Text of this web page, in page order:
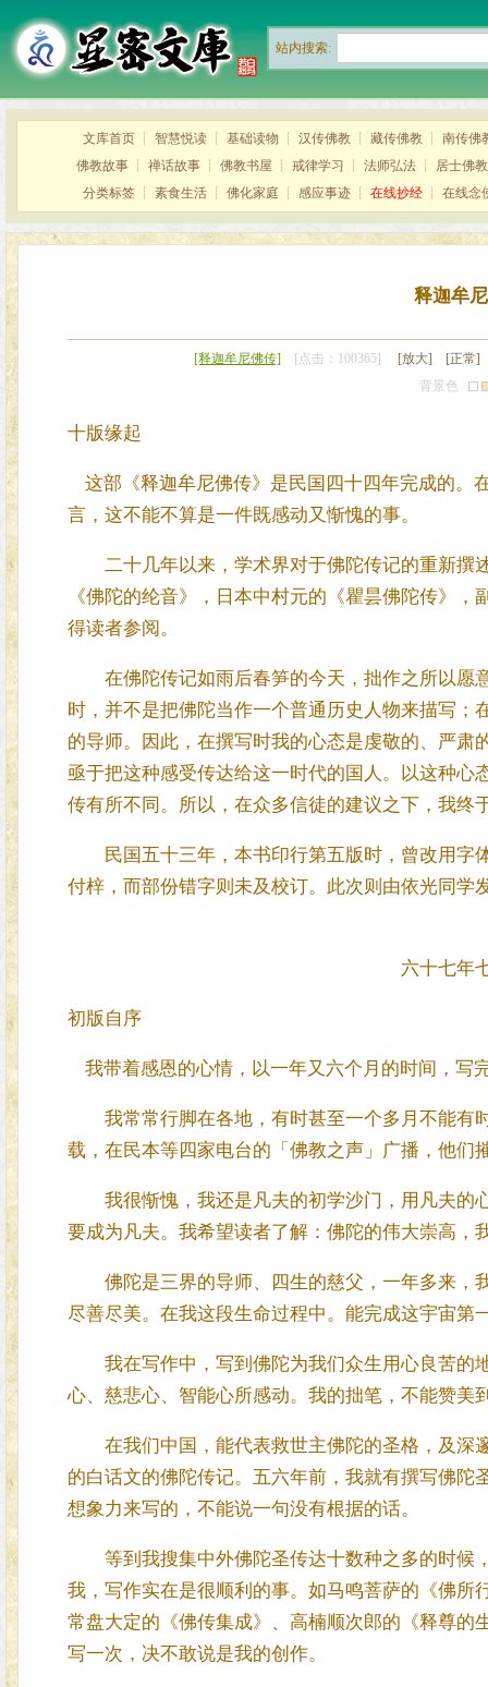
站内搜索:
文库首页 ┊ 智慧悦读 ┊ 基础读物 ┊ 汉传佛教 ┊ 藏传佛教 ┊ 南传佛
佛教故事 ┊ 禅话故事 ┊ 佛教书屋 ┊ 戒律学习 ┊ 法师弘法 ┊ 居士佛教
分类标签 ┊ 素食生活 ┊ 佛化家庭 ┊ 感应事迹 ┊ 在线抄经 ┊ 在线念
释迦牟
[释迦牟尼佛传] [点击：100365] [放大]
[正常]
背景色
十版缘起
这部《释迦牟尼佛传》是民国四十四年完成的。
言，这不能不算是一件既感动又惭愧的事。
二十几年以来，学术界对于佛陀传记的重新撰
《佛陀的纶音》，日本中村元的《瞿昙佛陀传》
得读者参阅。
在佛陀传记如雨后春笋的今天，拙作之所以愿
时，并不是把佛陀当作一个普通历史人物来描写
的导师。因此，在撰写时我的心态是虔敬的、严
亟于把这种感受传达给这一时代的国人。以这种
传有所不同。所以，在众多信徒的建议之下，我终
民国五十三年，本书印行第五版时，曾改用字
付梓，而部份错字则未及校订。此次则由依光同
六十七年七月于
初版自序
我带着感恩的心情，以一年又六个月的时间，写
我常常行脚在各地，有时甚至一个多月不能有
载，在民本等四家电台的「佛教之声」广播，他们
我很惭愧，我还是凡夫的初学沙门，用凡夫的
要成为凡夫。我希望读者了解：佛陀的伟大崇高，
佛陀是三界的导师、四生的慈父，一年多来，
尽善尽美。在我这段生命过程中。能完成这宇宙第
我在写作中，写到佛陀为我们众生用心良苦的
心、慈悲心、智能心所感动。我的拙笔，不能赞美
在我们中国，能代表救世主佛陀的圣格，及深
的白话文的佛陀传记。五六年前，我就有撰写佛
想象力来写的，不能说一句没有根据的话。
等到我搜集中外佛陀圣传达十数种之多的时候
我，写作实在是很顺利的事。如马鸣菩萨的《佛所
常盘大定的《佛传集成》、高楠顺次郎的《释尊的
写一次，决不敢说是我的创作。